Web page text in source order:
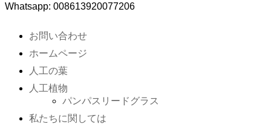
Whatsapp: 008613920077206
お問い合わせ
ホームページ
人工の葉
人工植物
パンパスリードグラス
私たちに関しては